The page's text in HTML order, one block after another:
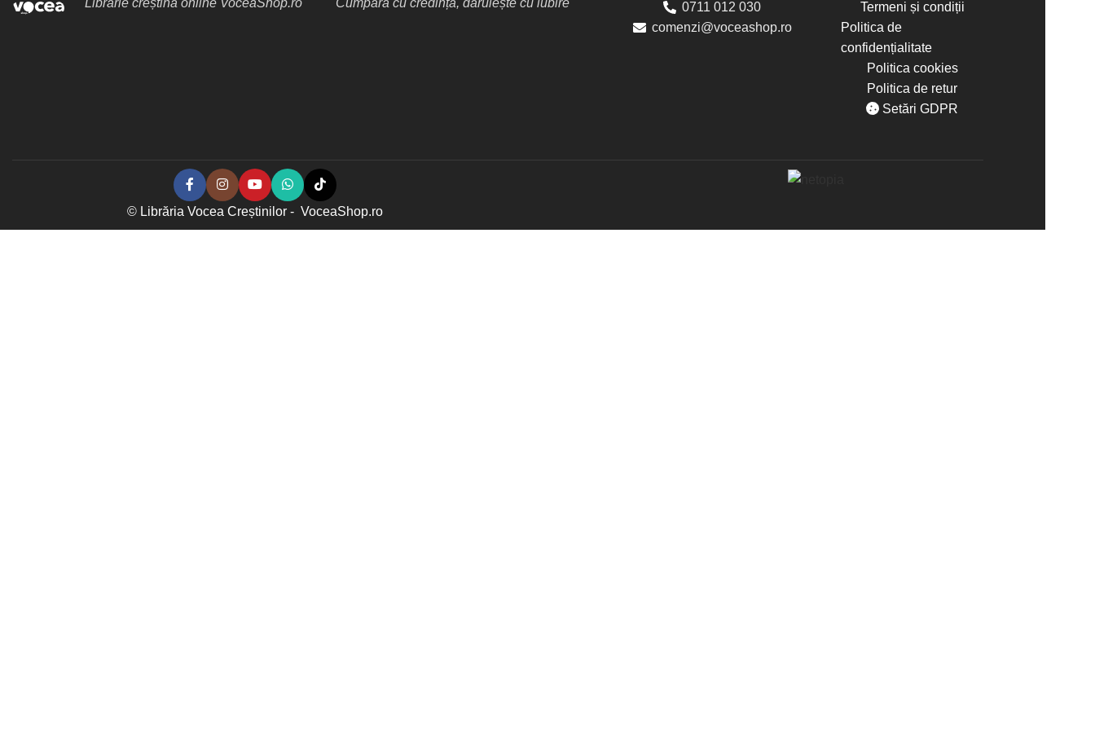
Librărie creștină online VoceaShop.ro Cumpără cu credință, dăruiește cu iubire
0711 012 030
comenzi@voceashop.ro
Termeni și condiții
Politica de
confidențialitate
Politica cookies
Politica de retur
Setări GDPR
© Librăria Vocea Creștinilor - VoceaShop.ro